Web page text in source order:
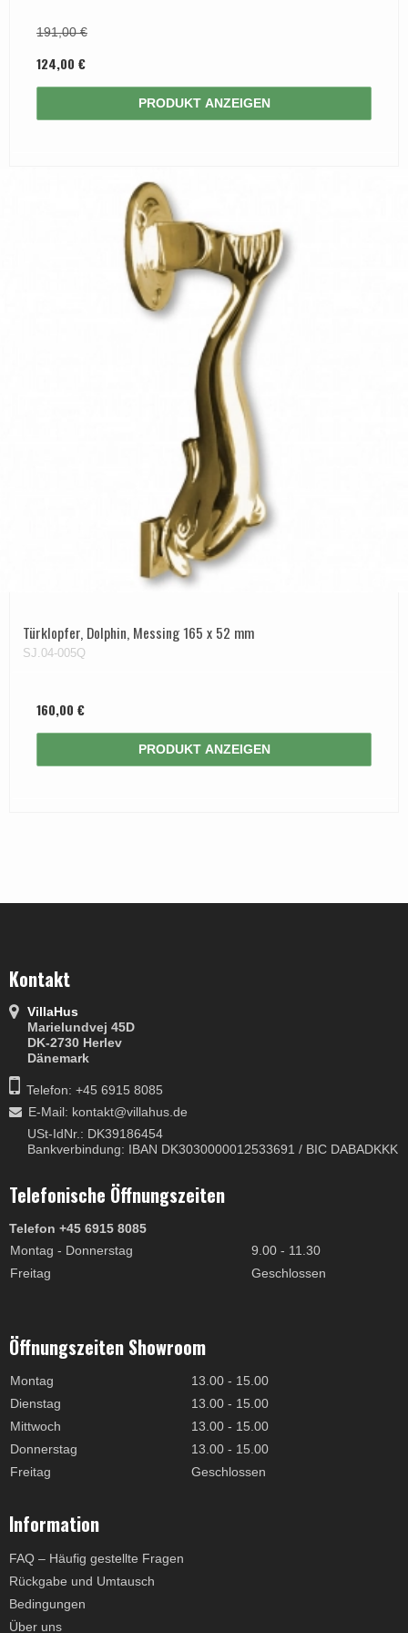
191,00 €
124,00 €
PRODUKT ANZEIGEN
Türklopfer, Dolphin, Messing 165 x 52 mm
SJ.04-005Q
160,00 €
PRODUKT ANZEIGEN
Kontakt
VillaHus
Marielundvej 45D
DK-2730 Herlev
Dänemark
Telefon: +45 6915 8085
E-Mail: kontakt@villahus.de
USt-IdNr.: DK39186454
Bankverbindung: IBAN DK3030000012533691 / BIC DABADKKK
Telefonische Öffnungszeiten
Telefon +45 6915 8085
Montag - Donnerstag
9.00 - 11.30
Freitag
Geschlossen
Öffnungszeiten Showroom
Montag
13.00 - 15.00
Dienstag
13.00 - 15.00
Mittwoch
13.00 - 15.00
Donnerstag
13.00 - 15.00
Freitag
Geschlossen
Information
FAQ – Häufig gestellte Fragen
Rückgabe und Umtausch
Bedingungen
Über uns